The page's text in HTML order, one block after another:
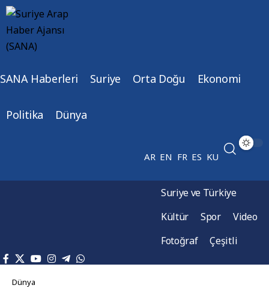
SANA Haberleri Suriye Orta Doğu Ekonomi
Politika Dünya
AR EN FR ES KU
Suriye ve Türkiye
Kültür
Spor
Video
Fotoğraf
Çeşitli
Dünya